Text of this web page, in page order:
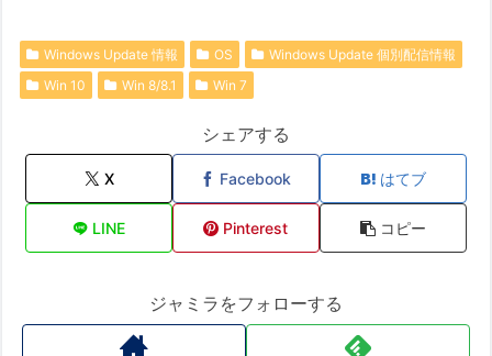
Windows Update 情報 OS
Windows Update 個別配信情報
Win 10
Win 8/8.1 Win 7
シェアする
X Facebook はてブ
LINE Pinterest コピー
ジャミラをフォローする